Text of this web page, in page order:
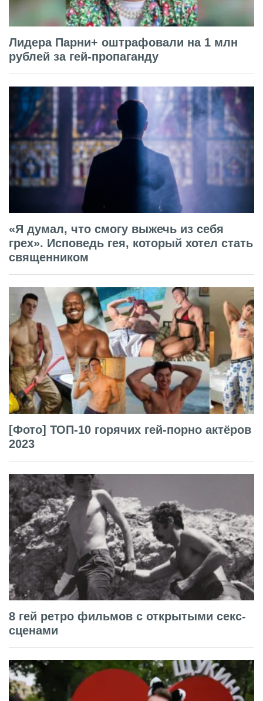
Лидера Парни+ оштрафовали на 1 млн
рублей за гей-пропаганду
«Я думал, что смогу выжечь из себя
грех». Исповедь гея, который хотел стать
священником
[Фото] ТОП-10 горячих гей-порно актёров
2023
8 гей ретро фильмов с открытыми секс-
сценами